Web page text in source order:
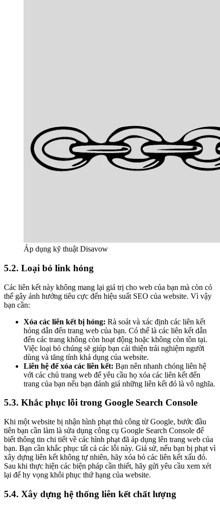
Áp dụng kỹ thuật Disavow
5.2. Loại bỏ link hỏng
Các liên kết này không mang lại giá trị cho web của bạn mà còn có
thể gây ảnh hưởng tiêu cực đến hiệu suất SEO của website. Vì vậy
bạn cần:
Xóa các liên kết bị hỏng: Rà soát và xác định các liên kết
hỏng dẫn đến trang web của bạn. Có thể là các liên kết dẫn
đến các trang không còn hoạt động hoặc không còn tồn tại.
Việc loại bỏ chúng sẽ giúp bạn cải thiện trải nghiệm người
dùng và tăng tính khả dụng của website.
Liên hệ để xóa các liên kết: Bạn nên nhanh chóng liên hệ
với các chủ trang web để yêu cầu họ xóa các liên kết đến
trang của bạn nếu bạn đánh giá những liên kết đó là vô nghĩa.
5.3. Khắc phục lỗi trong Google Search Console
Khi một website bị nhận hình phạt thủ công từ Google, bước đầu
tiên bạn cần làm là sửa dụng công cụ Google Search Console để
biết thông tin chi tiết về các hình phạt đã áp dụng lên trang web của
bạn. Bạn cần khắc phục tất cả các lỗi này. Giả sử, nếu bạn bị phạt vì
xây dựng liên kết không tự nhiên, hãy xóa bỏ các liên kết xấu đó.
Sau khi thực hiện các biện pháp cần thiết, hãy gửi yêu cầu xem xét
lại để hy vọng khôi phục thứ hạng của website.
5.4. Xây dựng hệ thống liên kết chất lượng